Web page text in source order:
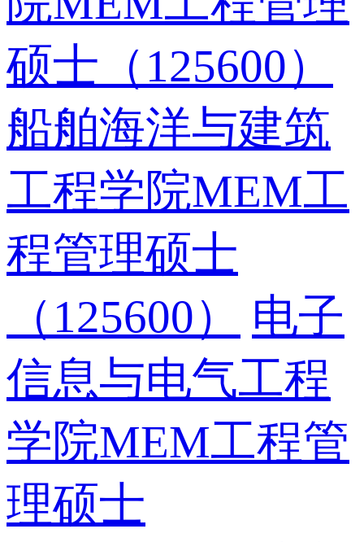
硕士（125600）
船舶海洋与建筑
工程学院MEM工
程管理硕士
（125600）
电子
信息与电气工程
学院MEM工程管
理硕士